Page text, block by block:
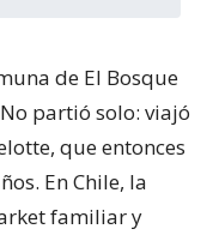
de El Bosque
partió solo: viajó
que entonces
En Chile, la
familiar y